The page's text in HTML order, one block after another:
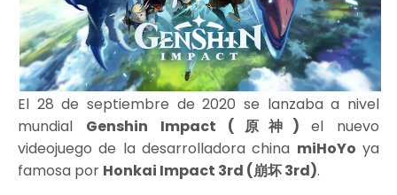
El 28 de septiembre de 2020 se lanzaba a nivel
mundial Genshin Impact (原神)el nuevo
videojuego de la desarrolladora china miHoYo ya
famosa por Honkai Impact 3rd (崩坏 3rd).